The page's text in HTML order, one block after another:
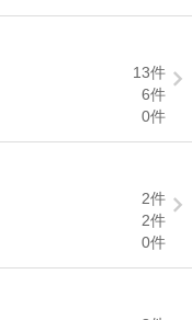
13件
6件
0件
2件
2件
0件